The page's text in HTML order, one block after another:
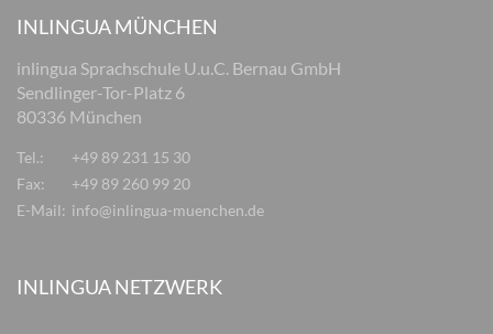
INLINGUA MÜNCHEN
inlingua Sprachschule U.u.C. Bernau GmbH
Sendlinger-Tor-Platz 6
80336 München
Tel.:
+49 89 231 15 30
Fax:
+49 89 260 99 20
E-Mail: info@inlingua-muenchen.de
INLINGUA NETZWERK